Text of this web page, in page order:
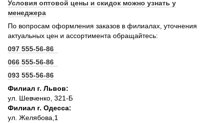
Условия оптовой цены и скидок можно узнать у
менеджера
По вопросам оформления заказов в филиалах, уточнения
актуальных цен и ассортимента обращайтесь:
097 555-56-86
066 555-56-86
093 555-56-86
Филиал г. Львов:
ул. Шевченко, 321-Б
Филиал г. Одесса:
ул. Желябова,1